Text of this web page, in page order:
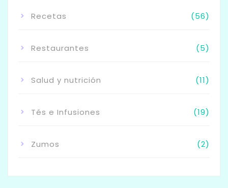
Recetas (56)
Restaurantes (5)
Salud y nutrición (11)
Tés e Infusiones (19)
Zumos (2)